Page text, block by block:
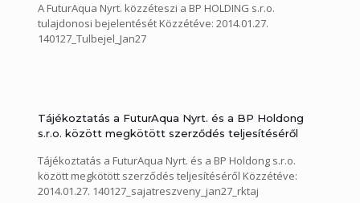
A FuturAqua Nyrt. közzéteszi a BP HOLDING s.r.o.
tulajdonosi bejelentését Közzétéve: 2014.01.27.
140127_Tulbejel_Jan27
Tájékoztatás a FuturAqua Nyrt. és a BP Holdong
s.r.o. között megkötött szerződés teljesítéséről
Tájékoztatás a FuturAqua Nyrt. és a BP Holdong s.r.o.
között megkötött szerződés teljesítéséről Közzétéve:
2014.01.27. 140127_sajatreszveny_jan27_rktaj